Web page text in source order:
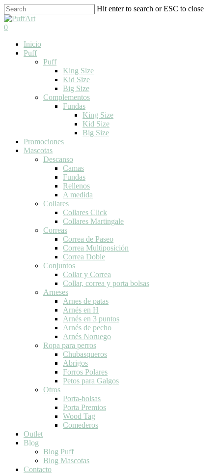
Skip
to
main
Hit enter to search or ESC to close
Close
Search
search
0
Inicio
Puff
Puff
King Size
Kid Size
Big Size
Complementos
Fundas
King Size
Kid Size
Big Size
Promociones
Mascotas
Descanso
Camas
Fundas
Rellenos
A medida
Collares
Collares Click
Collares Martingale
Correas
Correa de Paseo
Correa Multiposición
Correa Doble
Conjuntos
Collar y Correa
Collar, correa y porta bolsas
Arneses
Arnes de patas
Arnés en H
Arnés en 3 puntos
Arnés de pecho
Arnés Noruego
Ropa para perros
Chubasqueros
Abrigos
Forros Polares
Petos para Galgos
Otros
Porta-bolsas
Porta Premios
Wood Tag
Comederos
Outlet
Blog
Blog Puff
Blog Mascotas
Contacto